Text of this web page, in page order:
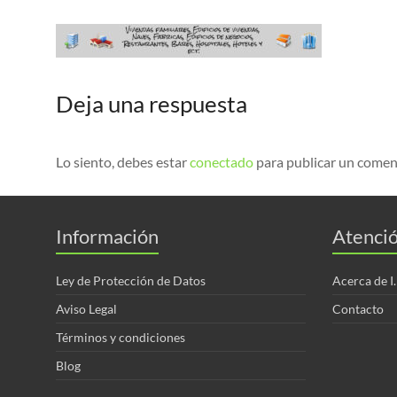
Deja una respuesta
Lo siento, debes estarconectado para publicar un
Información
Ley de Protección de Datos
Aviso Legal
Términos y condiciones
Blog
Acerca de
Contacto